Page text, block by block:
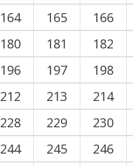
164 165 166
180 181 182
196 197 198
212 213 214
228 229 230
244 245 246